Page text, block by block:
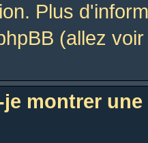
Plus
(allez
montrer